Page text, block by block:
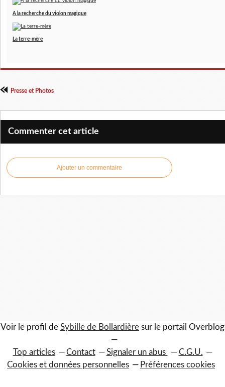
A la recherche du violon magique
La terre-mère
Presse et Photos
Commenter cet article
Ajouter un commentaire
Voir le profil de Sybille de Bollardière sur le portail Overblog
Top articles Contact Signaler un abus
C.G.U.
Cookies et données personnelles
Préférences cookies